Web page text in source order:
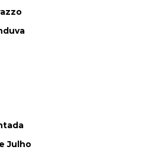
Julho